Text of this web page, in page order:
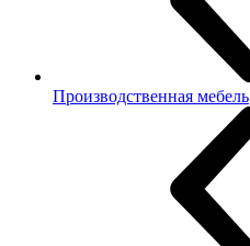
Производственная мебель